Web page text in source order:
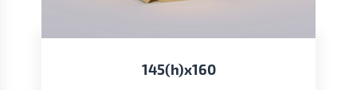
145(h)x160